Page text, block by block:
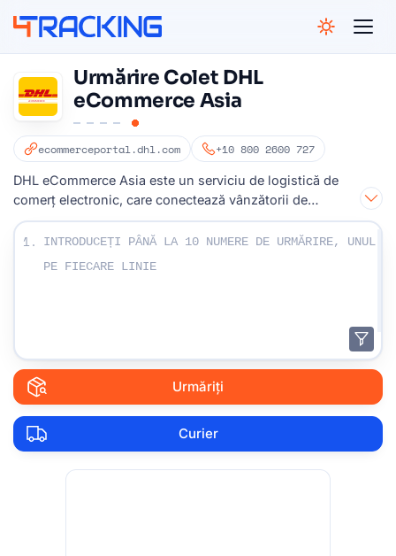
Urmărire Colet DHL
eCommerce Asia
ecommerceportal.dhl.com +10 800 2600 727
DHL eCommerce Asia este un serviciu de logistică de
comerț electronic, care conectează vânzătorii de
cumpărători din întreaga lume
Introduceți numerele dvs. de urmărire:
1.
Urmăriți
Curier